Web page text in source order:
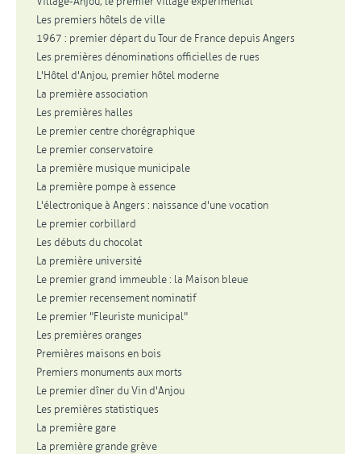
Les premiers hôtels de ville
1967 : premier départ du Tour de France depuis Angers
Les premières dénominations officielles de rues
L'Hôtel d'Anjou, premier hôtel moderne
La première association
Les premières halles
Le premier centre chorégraphique
Le premier conservatoire
La première musique municipale
La première pompe à essence
L'électronique à Angers : naissance d'une vocation
Le premier corbillard
Les débuts du chocolat
La première université
Le premier grand immeuble : la Maison bleue
Le premier recensement nominatif
Le premier "Fleuriste municipal"
Les premières oranges
Premières maisons en bois
Premiers monuments aux morts
Le premier dîner du Vin d'Anjou
Les premières statistiques
La première gare
La première grande grève